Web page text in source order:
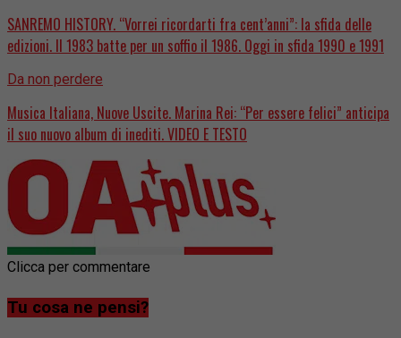
SANREMO HISTORY. “Vorrei ricordarti fra cent’anni”: la sfida delle
edizioni. Il 1983 batte per un soffio il 1986. Oggi in sfida 1990 e 1991
Da non perdere
Musica Italiana, Nuove Uscite. Marina Rei: “Per essere felici” anticipa
il suo nuovo album di inediti. VIDEO E TESTO
Clicca per commentare
Tu cosa ne pensi?